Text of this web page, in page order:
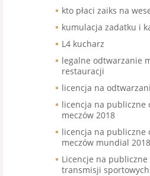
kto płaci zaiks na
kumulacja zadatku i
L4 kucharz
legalne odtwarzanie
restauracji
licencja na
licencja na publiczne
meczów 2018
licencja na publiczne
meczów mundial 2018
Licencje na publiczne
transmisji sportowych